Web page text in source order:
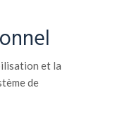
et la
de